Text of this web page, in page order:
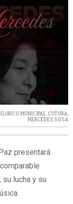
MUNICIPAL, CUTURA,
MERCEDES SOSA
presentará
su lucha y su